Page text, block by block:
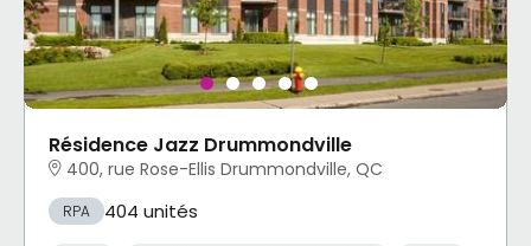
Résidence Jazz Drummondville
400, rue Rose-Ellis Drummondville, QC
RPA 404 unités